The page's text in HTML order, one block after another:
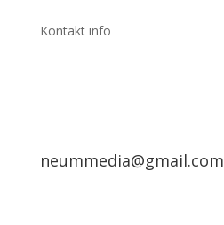
Kontakt info
neummedia@gmail.com